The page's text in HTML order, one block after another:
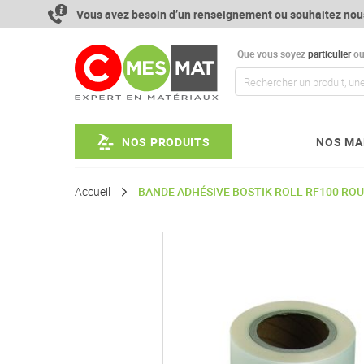
contenu
Vous avez besoin d’un renseignement ou souhaitez
Que vous soyezparticulierou
NOS PRODUITS NOS
Accueil BANDE ADHÉSIVE BOSTIK ROLL RF100